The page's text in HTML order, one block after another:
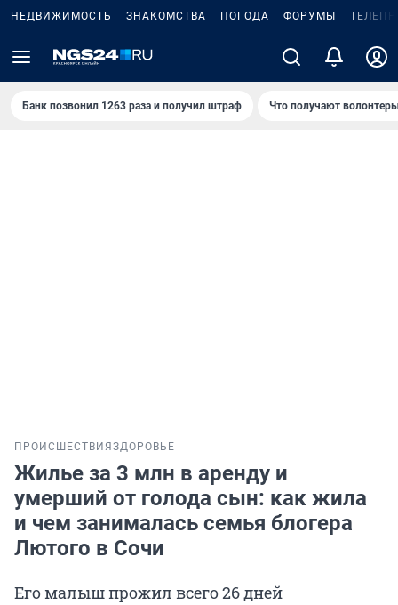
НЕДВИЖИМОСТЬ ЗНАКОМСТВА ПОГОДА ФОРУМЫ
Банк позвонил 1263 раза и получил штраф Что получают
ПРОИСШЕСТВИЯ ЗДОРОВЬЕ
Жилье за 3 млн в аренду и
умерший от голода сын: как жила
и чем занималась семья блогера
Лютого в Сочи
Его малыш прожил всего 26 дней